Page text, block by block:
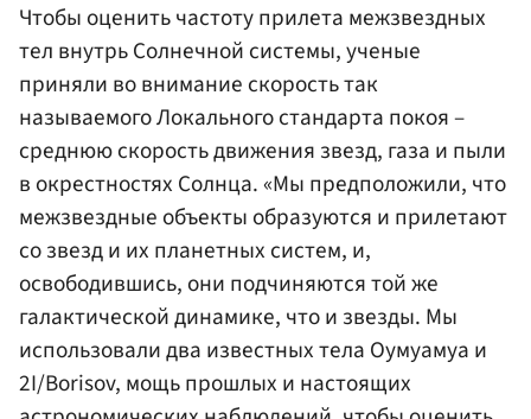
Чтобы оценить частоту прилета межзвездных
тел внутрь Солнечной системы, ученые
приняли во внимание скорость так
называемого Локального стандарта покоя –
среднюю скорость движения звезд, газа и пыли
в окрестностях Солнца. «Мы предположили, что
межзвездные объекты образуются и прилетают
со звезд и их планетных систем, и,
освободившись, они подчиняются той же
галактической динамике, что и звезды. Мы
использовали два известных тела Оумуамуа и
2I/Borisov, мощь прошлых и настоящих